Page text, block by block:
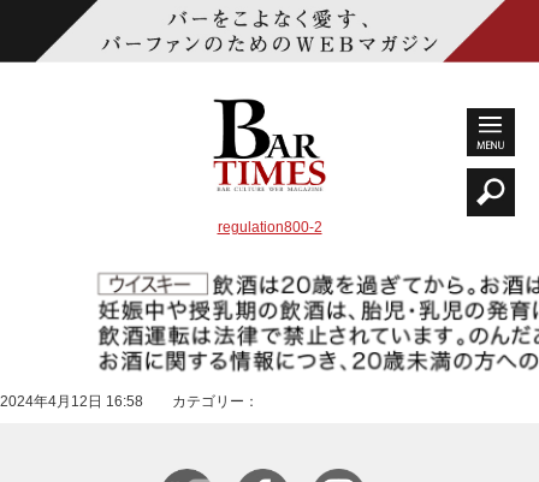
regulation800-2
2024年4月12日 16:58 カテゴリー：